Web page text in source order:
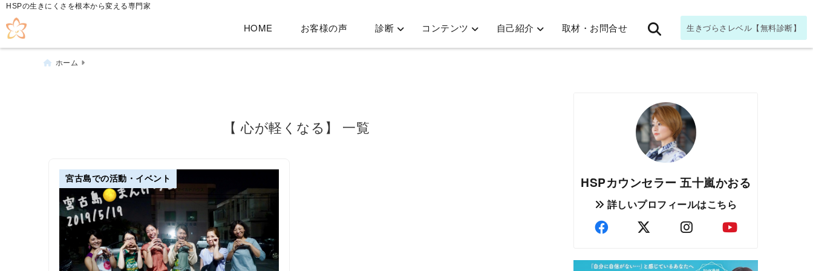
HSPの生きにくさを根本から変える専門家
HOME お客様の声 診断 コンテンツ 自己紹介 取材・お問合せ 生きづらさレベル【無料診断】
ホーム
【 心が軽くなる】 一覧
宮古島での活動・イベント HSPカウンセラー 五十嵐かおる
詳しいプロフィールはこちら